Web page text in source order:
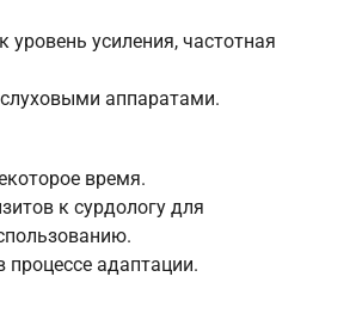
усиления, частотная
аппаратами.
время.
к сурдологу для
адаптации.